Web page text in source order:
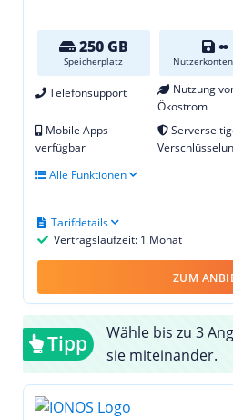
250 GB
Speicherplatz
∞
Telefonsupport
Nutzung
Ökostrom
Mobile Apps
verfügbar
Alle Funktionen
Vertragslaufzeit: 1 Monat
Tarifdetails
ZUM
Tipp
Wähle bis zu 3
sie miteinander.